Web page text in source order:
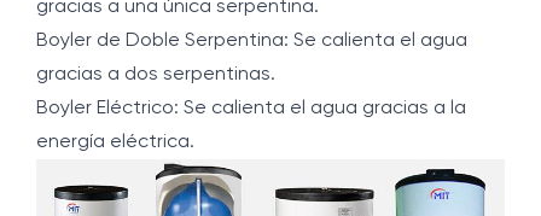
gracias a una única serpentina.
Boyler de Doble Serpentina: Se calienta el agua
gracias a dos serpentinas.
Boyler Eléctrico: Se calienta el agua gracias a la
energía eléctrica.